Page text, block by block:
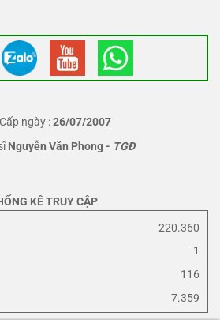
ngày :26/07/2007
Nguyễn Văn Phong- TGĐ
KÊ TRUY CẬP
220.360
1
116
7.359